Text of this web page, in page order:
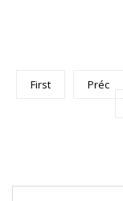
First Préc